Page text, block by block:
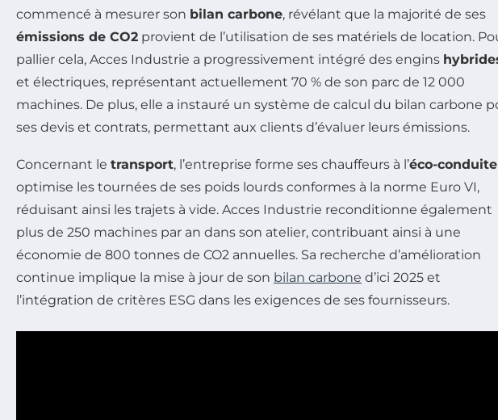
commencé à mesurer son bilan carbone, révélant que la majorité de ses
émissions de CO2 provient de l’utilisation de ses matériels de location.
pallier cela, Acces Industrie a progressivement intégré des engins
et électriques, représentant actuellement 70 % de son parc de 12 000
machines. De plus, elle a instauré un système de calcul du bilan carbone
ses devis et contrats, permettant aux clients d’évaluer leurs émissions.
Concernant le transport, l’entreprise forme ses chauffeurs à l’éco-conduite
optimise les tournées de ses poids lourds conformes à la norme Euro VI,
réduisant ainsi les trajets à vide. Acces Industrie reconditionne également
plus de 250 machines par an dans son atelier, contribuant ainsi à une
économie de 800 tonnes de CO2 annuelles. Sa recherche d’amélioration
continue implique la mise à jour de son bilan carbone d’ici 2025 et
l’intégration de critères ESG dans les exigences de ses fournisseurs.